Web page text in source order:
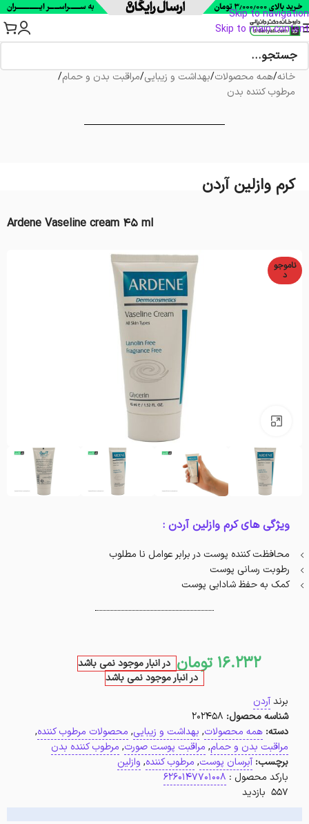
Skip to navigation
Skip to main content
خانه/همه محصولات/بهداشت و زیبایی/مراقبت بدن و حمام/
مرطوب کننده بدن
کرم وازلین آردن
Ardene Vaseline cream 45 ml
ناموجو
د
ویژگی های کرم وازلین آردن :
محافظت کننده پوست در برابر عوامل نا مطلوب
رطوبت رسانی پوست
کمک به حفظ شادابی پوست
16.232 تومان در انبار موجود نمی باشد
در انبار موجود نمی باشد
برندآردن
شناسه محصول: 202458
دسته: همه محصولات, بهداشت و زیبایی, محصولات مرطوب کننده,
مراقبت بدن و حمام, مراقبت پوست صورت, مرطوب کننده بدن
برچسب: آبرسان پوست, مرطوب کننده, وازلین
بارکد محصول : 6260147701008
557 بازدید